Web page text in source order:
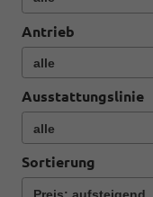
Antrieb
Ausstattungslinie
Sortierung